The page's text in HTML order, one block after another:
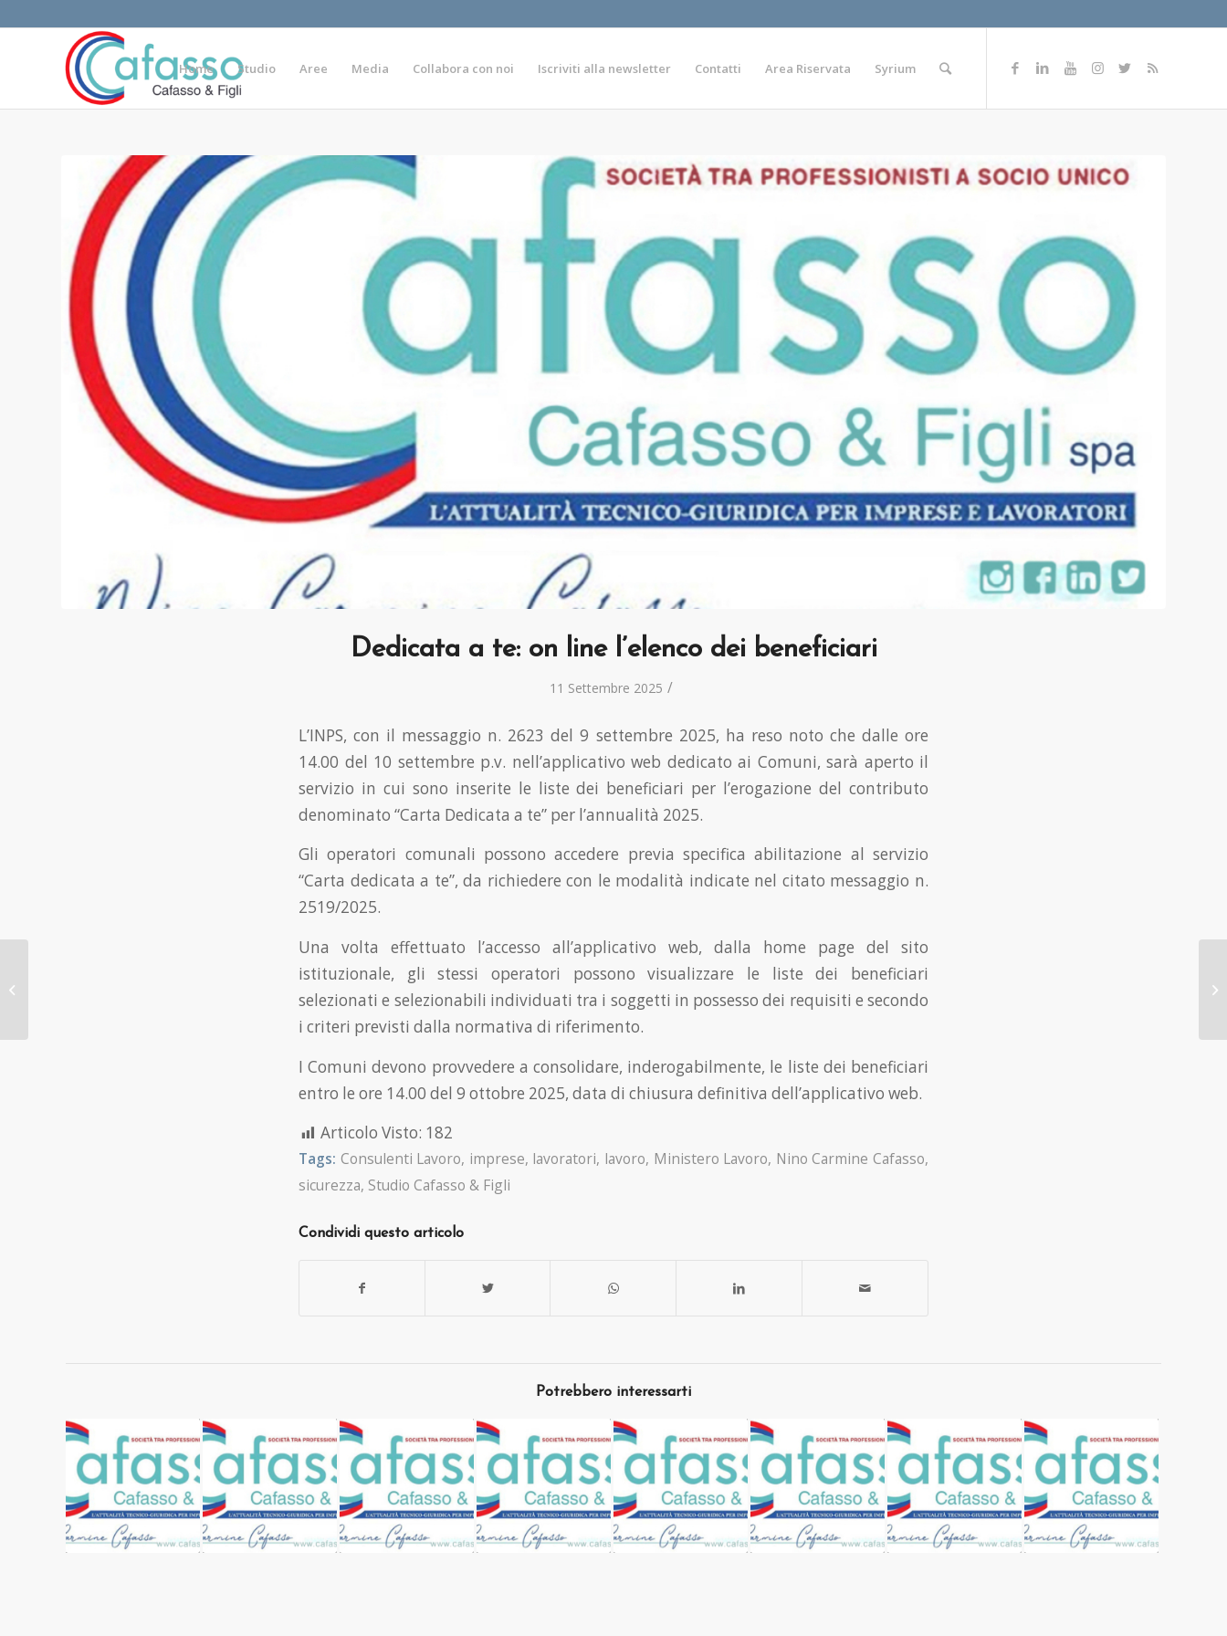
Home Studio Aree Media Collabora con noi Iscriviti alla newsletter Contatti Area Riservata Syrium
Dedicata a te: on line l’elenco dei beneficiari
11 Settembre 2025 /
L’INPS, con il messaggio n. 2623 del 9 settembre 2025, ha reso noto che dalle ore
14.00 del 10 settembre p.v. nell’applicativo web dedicato ai Comuni, sarà aperto il
servizio in cui sono inserite le liste dei beneficiari per l’erogazione del contributo
denominato “Carta Dedicata a te” per l’annualità 2025.
Gli operatori comunali possono accedere previa specifica abilitazione al servizio
“Carta dedicata a te”, da richiedere con le modalità indicate nel citato messaggio n.
2519/2025.
Una volta effettuato l’accesso all’applicativo web, dalla home page del sito
istituzionale, gli stessi operatori possono visualizzare le liste dei beneficiari
selezionati e selezionabili individuati tra i soggetti in possesso dei requisiti e secondo
i criteri previsti dalla normativa di riferimento.
I Comuni devono provvedere a consolidare, inderogabilmente, le liste dei beneficiari
entro le ore 14.00 del 9 ottobre 2025, data di chiusura definitiva dell’applicativo web.
Articolo Visto: 182
Tags: Consulenti Lavoro, imprese, lavoratori, lavoro, Ministero Lavoro, Nino Carmine Cafasso,
sicurezza, Studio Cafasso & Figli
Condividi questo articolo
Potrebbero interessarti